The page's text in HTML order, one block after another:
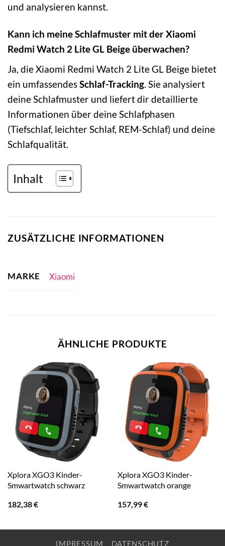
und analysieren kannst.
Kann ich meine Schlafmuster mit der Xiaomi
Redmi Watch 2 Lite GL Beige überwachen?
Ja, die Xiaomi Redmi Watch 2 Lite GL Beige bietet
ein umfassendesSchlaf-Tracking. Sie analysiert
deine Schlafmuster und liefert dir detaillierte
Informationen über deine Schlafphasen
(Tiefschlaf, leichter Schlaf, REM-Schlaf) und deine
Schlafqualität.
Inhalt
ZUSÄTZLICHE INFORMATIONEN
MARKE Xiaomi
ÄHNLICHE PRODUKTE
Xplora XGO3 Kinder-
Smwartwatch schwarz
182,38€
Xplora XGO3 Kinder-
Smwartwatch orange
157,99€
IMPRESSUM DATENSCHUTZ